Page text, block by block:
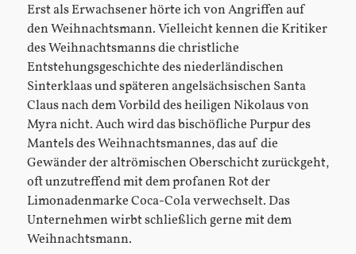
Erst als Erwachsener hörte ich von Angriffen auf
den Weihnachtsmann. Vielleicht kennen die Kritiker
des Weihnachtsmanns die christliche
Entstehungsgeschichte des niederländischen
Sinterklaas und späteren angelsächsischen Santa
Claus nach dem Vorbild des heiligen Nikolaus von
Myra nicht. Auch wird das bischöfliche Purpur des
Mantels des Weihnachtsmannes, das auf die
Gewänder der altrömischen Oberschicht zurückgeht,
oft unzutreffend mit dem profanen Rot der
Limonadenmarke Coca-Cola verwechselt. Das
Unternehmen wirbt schließlich gerne mit dem
Weihnachtsmann.